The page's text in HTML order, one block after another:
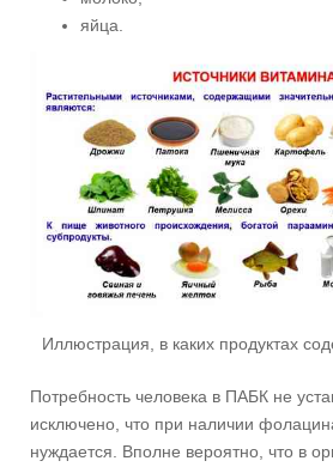
яйца.
Иллюстрация, в каких продуктах
Потребность человека в ПАБК не
исключено, что при наличии
нуждается. Вполне вероятно, что в